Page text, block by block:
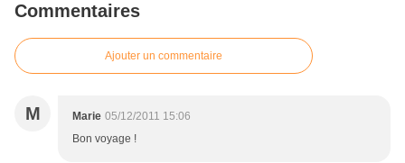
Commentaires
Ajouter un commentaire
M Marie 05/12/2011 15:06
Bon voyage !